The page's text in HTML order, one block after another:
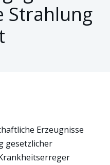
Strahlung
Erzeugnisse
gesetzlicher